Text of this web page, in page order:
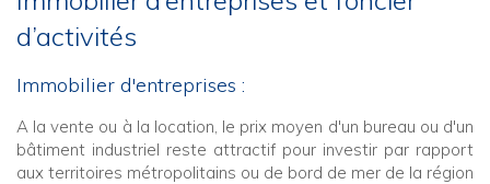
d’activités
Immobilier d'entreprises :
A la vente ou à la location, le prix moyen d'un bureau ou d'un
bâtiment industriel reste attractif pour investir par rapport
aux territoires métropolitains ou de bord de mer de la région